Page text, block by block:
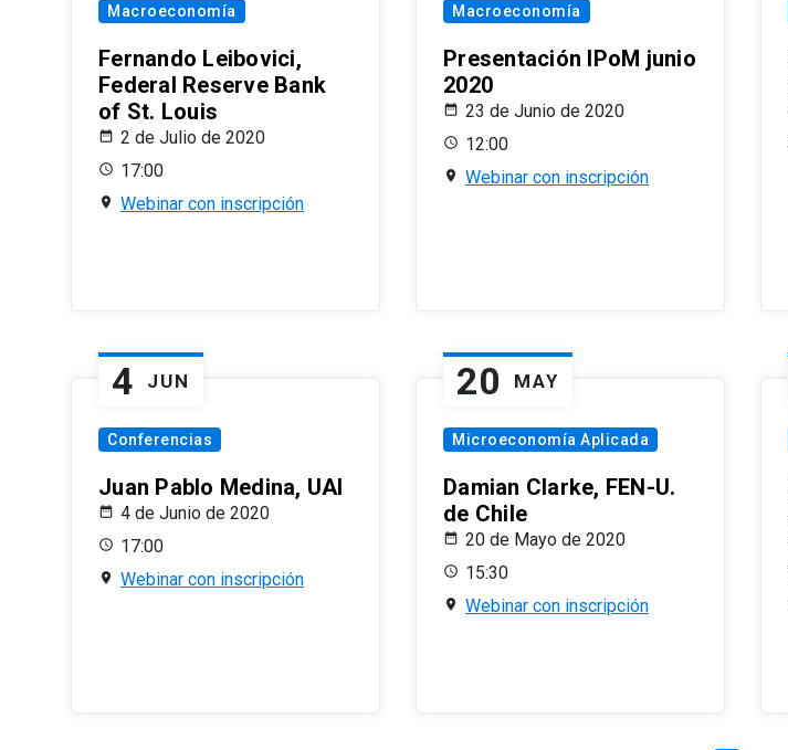
Macroeconomía
Fernando Leibovici,
Federal Reserve Bank
of St. Louis
2 de Julio de 2020
17:00
Webinar con inscripción
Macroeconomía
Presentación IPoM junio
2020
23 de Junio de 2020
12:00
Webinar con inscripción
4 JUN
Conferencias
Juan Pablo Medina, UAI
4 de Junio de 2020
17:00
Webinar con inscripción
20 MAY
Microeconomía Aplicada
Damian Clarke, FEN-U.
de Chile
20 de Mayo de 2020
15:30
Webinar con inscripción